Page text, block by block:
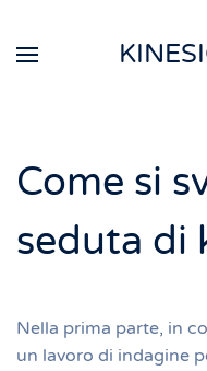
Passa al
Come si
seduta di
Nella prima parte, in
un lavoro di indagine